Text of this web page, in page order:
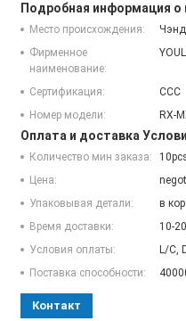
Подробная информация о
Место происхождения:
Фирменное
наименование:
Сертификация:
CCC
Номер модели:
RX-
Оплата и доставка
Количество мин заказа:
Цена:
Упаковывая детали:
в
Время доставки:
10-
Условия оплаты:
L/C,
Поставка способности:
Контакт